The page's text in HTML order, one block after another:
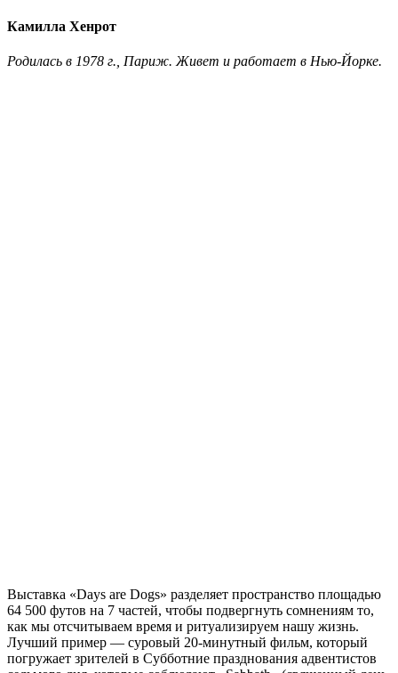
Камилла Хенрот
Родилась в 1978 г., Париж. Живет и работает в Нью-Йорке.
Выставка «Days are Dogs» разделяет пространство площадью
64 500 футов на 7 частей, чтобы подвергнуть сомнениям то,
как мы отсчитываем время и ритуализируем нашу жизнь.
Лучший пример — суровый 20-минутный фильм, который
погружает зрителей в Субботние празднования адвентистов